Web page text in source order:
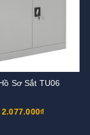
Sơ Sắt TU06
2.077.000₫